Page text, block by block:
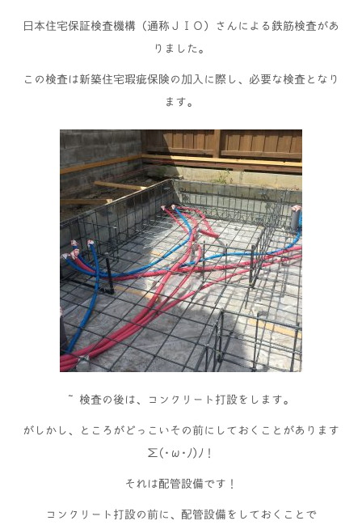
日本住宅保証検査機構（通称ＪＩＯ）さんによる鉄筋検査があ
りました。
この検査は新築住宅瑕疵保険の加入に際し、必要な検査となり
ます。
検査の後は、コンクリート打設をします。
がしかし、ところがどっこいその前にしておくことがあります
Σ(･ω･ﾉ)ﾉ！
それは配管設備です！
コンクリート打設の前に、配管設備をしておくことで